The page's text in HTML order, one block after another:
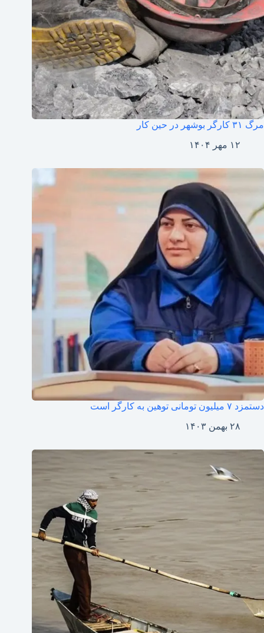
مرگ ۳۱ کارگر بوشهر در حین کار
۱۲ مهر ۱۴۰۴
دستمزد ۷ میلیون تومانی توهین به کارگر است
۲۸ بهمن ۱۴۰۳